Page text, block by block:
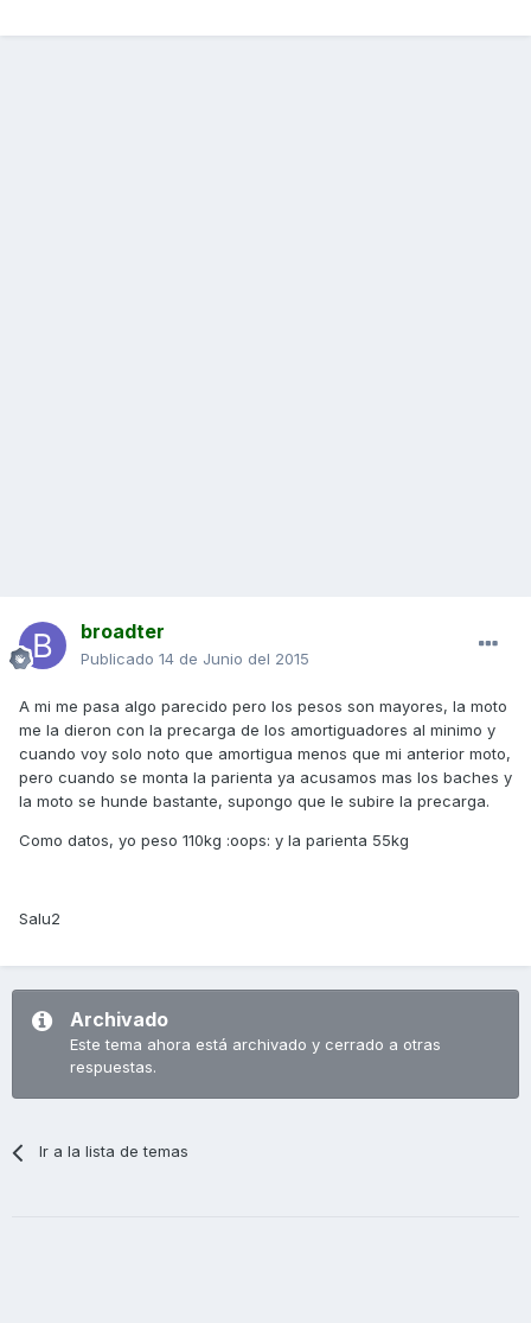
broadter
Publicado 14 de Junio del 2015
A mi me pasa algo parecido pero los pesos son mayores, la moto
me la dieron con la precarga de los amortiguadores al minimo y
cuando voy solo noto que amortigua menos que mi anterior moto,
pero cuando se monta la parienta ya acusamos mas los baches y
la moto se hunde bastante, supongo que le subire la precarga.
Como datos, yo peso 110kg :oops: y la parienta 55kg
Salu2
Archivado
Este tema ahora está archivado y cerrado a otras
respuestas.
Ir a la lista de temas